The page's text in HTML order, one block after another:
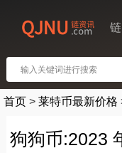
首页 > 莱特币最新价格
狗狗币:2023